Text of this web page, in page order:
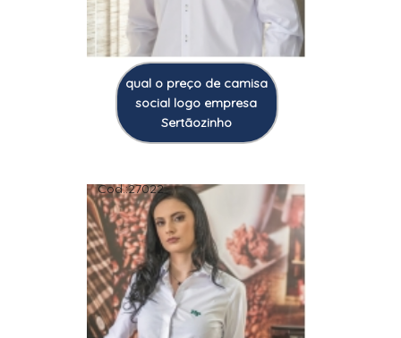
qual o preço de camisa
social logo empresa
Sertãozinho
Cod.:27022